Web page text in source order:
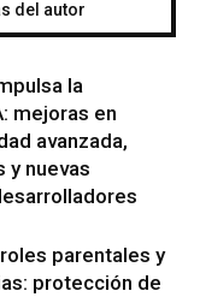
del autor
la
mejoras en
avanzada,
y nuevas
parentales y
protección de